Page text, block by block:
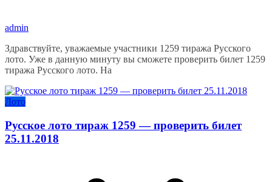
admin
Здравствуйте, уважаемые участники 1259 тиража Русского
лото. Уже в данную минуту вы сможете проверить билет 1259
тиража Русского лото. На
Лото
Русское лото тираж 1259 — проверить билет
25.11.2018